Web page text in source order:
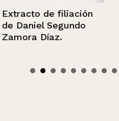
Extracto de filiación
de Daniel Segundo
Zamora Díaz.